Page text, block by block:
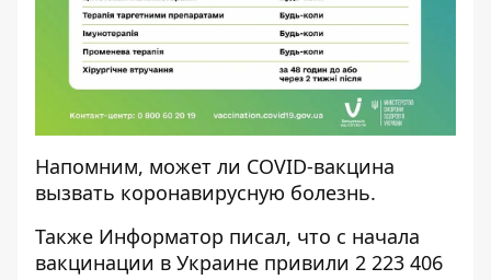
Напомним, может ли COVID-вакцина
вызвать коронавирусную болезнь.
Также Информатор писал, что с начала
вакцинации в Украине привили 2 223 406